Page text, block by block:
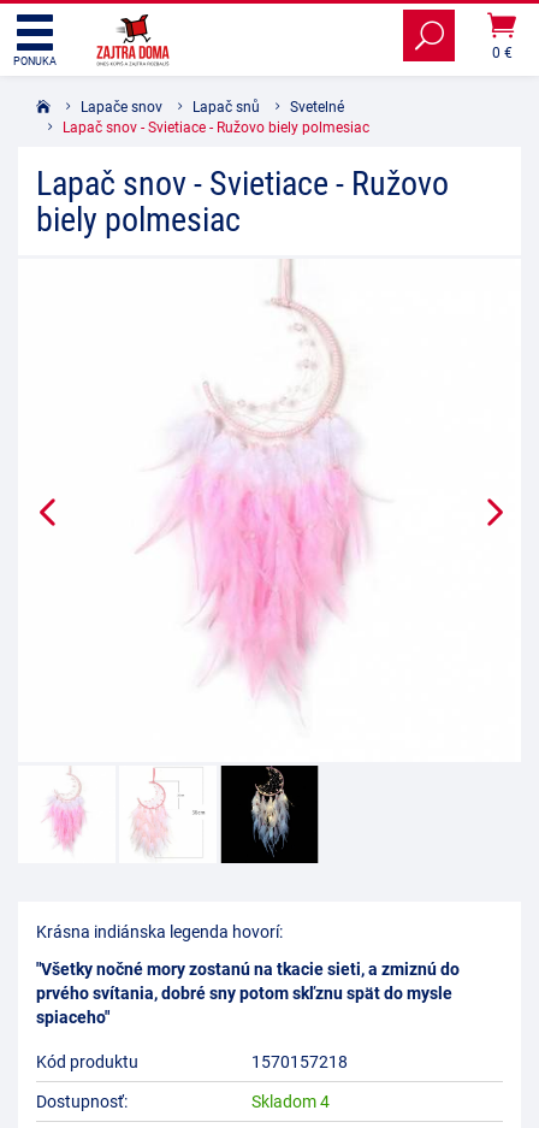
0 €
PONUKA
Lapače snov Lapač snů
Svetelné
Lapač snov - Svietiace - Ružovo biely polmesiac
Lapač snov - Svietiace - Ružovo
biely polmesiac
Krásna indiánska legenda hovorí:
"Všetky nočné mory zostanú na tkacie sieti, a zmiznú do
prvého svítania, dobré sny potom skľznu spät do mysle
spiaceho"
Kód produktu
1570157218
Dostupnosť:
Skladom 4